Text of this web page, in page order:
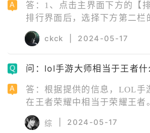
雄头上显示，亮标完成。
答：1、点击主界面下方的【
排行界面后，选择下方第二栏
切换，然后随便找一个英雄头
点击上方中间偏右的【国服】
区】。 4、选择好自己的行政
定位就完成了。需要注意的是
态。设置完后重启一下游戏，
位结果了。
ckck 2024-05-17
问：lol手游大师相当于王者什
答：根据提供的信息，LOL手
在王者荣耀中相当于荣耀王者
戏中段位对比的详细说明：
于荣耀王者。这意味着在王者
综 2024-05-17